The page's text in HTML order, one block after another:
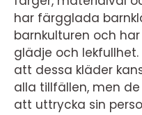
har färgglada
barnkulturen och
glädje och
att dessa kläder
alla tillfällen, men
att uttrycka sin